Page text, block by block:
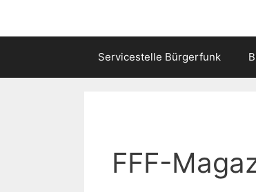
Servicestelle Bürgerfunk
FFF-